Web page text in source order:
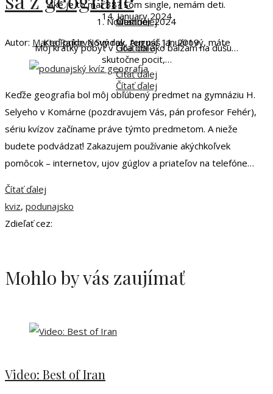
Čítať ďalej
Aké je to mať 38? Som single, nemám deti.
Vlastne,…
Čítať ďalej
1. November 2024
Môj krátky pobyt v Goa bol ako balzam na dušu…
Čítať ďalej
14. January 2024
Keď príde Nový rok, ten náš januárový, máte
skutočne pocit,…
Čítať ďalej
Autor: Marta Rajková Sunday, August 11, 2019
Keďže geografia bol môj obľúbený predmet na gymnáziu H.
Selyeho v Komárne (pozdravujem Vás, pán profesor Fehér),
sériu kvízov začíname práve týmto predmetom. A nieže
budete podvádzať! Zakazujem používanie akýchkoľvek
pomôcok – internetov, ujov gúglov a priateľov na telefóne…
Čítať ďalej
kviz, podunajsko
Zdieľať cez:
Mohlo by vás zaujímať
Video: Best of Iran